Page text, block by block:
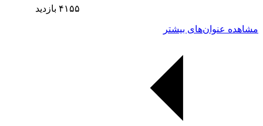
۴۱۵۵ بازدید
مشاهده عنوان‌های بیشتر